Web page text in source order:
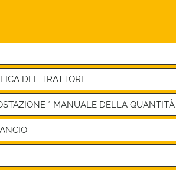
DEL TRATTORE
* MANUALE DELLA